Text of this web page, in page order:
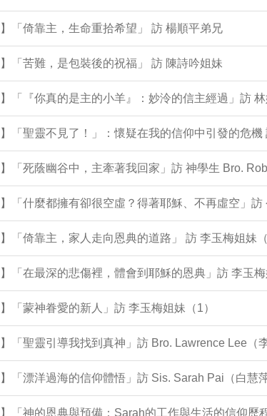
「倚靠主，生命重拾希望」 訪 楊順平弟兄
「苦難，是包裝後的祝福」 訪 陳詩吟姐妹
「『你真的是主的小羊』：妙泠的信主經過」訪
「聖靈不見了！」：懷疑在我的信仰中引發的危機
「死蔭幽谷中，主牽著我回家」訪 神學生 Bro.
「什麼都擁有卻很空虛？得著耶穌、不再虛空」訪
「倚靠主，家人走向恩典的道路」 訪 李玉梅姐妹（
「在最深的悲傷裡，體會到耶穌的恩典」訪 李玉
「蒙神眷愛的新人」訪 李玉梅姐妹（1）
「聖靈引導我找到真神」訪 Bro. Lawrence Lee（
「漂洋過海的信仰體悟」訪 Sis. Sarah Pai（白慧萍
「神的恩典與預備：Sarah的工作與生活的信仰歷